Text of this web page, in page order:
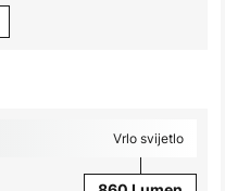
Vrlo svijetlo